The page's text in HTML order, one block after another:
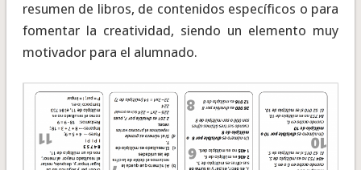
resumen de libros, de contenidos específicos o para
fomentar la creatividad, siendo un elemento muy
motivador para el alumnado.